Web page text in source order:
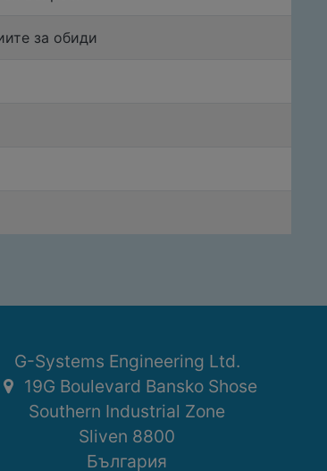
за обиди
G-Systems Engineering Ltd.
19G Boulevard Bansko Shose
Southern Industrial Zone
Sliven 8800
България